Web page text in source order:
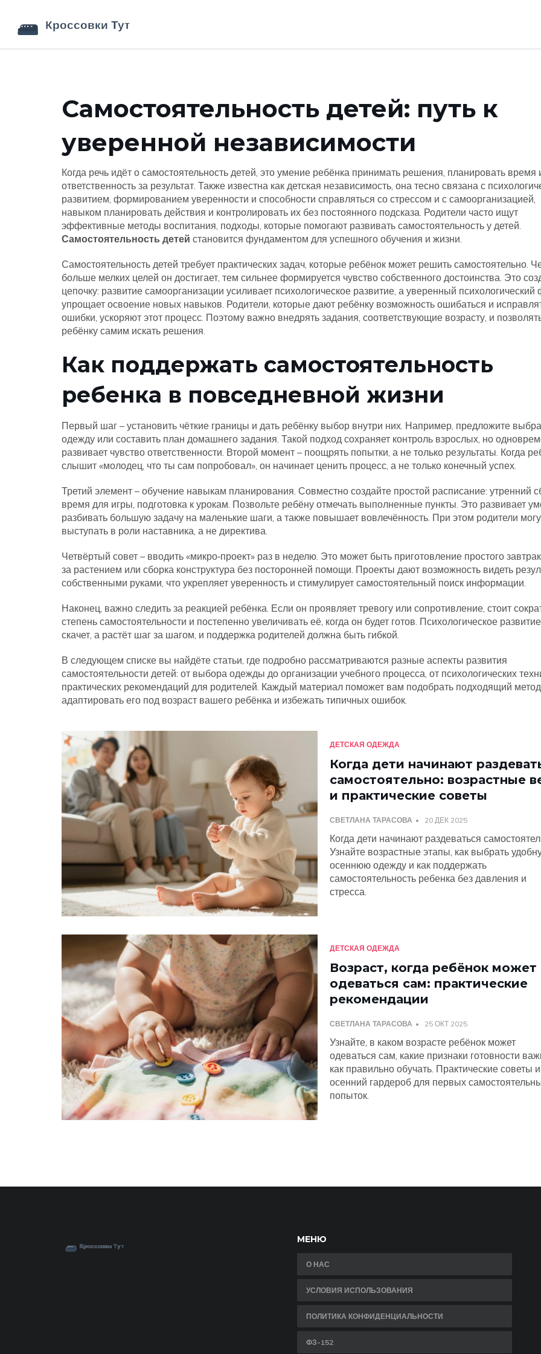
Самостоятельность детей: путь к
уверенной независимости
Когда речь идёт о самостоятельность детей, это умение ребёнка принимать решения, планировать время
ответственность за результат. Также известна как детская независимость, она тесно связана с
развитием, формированием уверенности и способности справляться со стрессом и с самоорганизацией,
навыком планировать действия и контролировать их без постоянного подсказа. Родители часто ищут
эффективные методы воспитания, подходы, которые помогают развивать самостоятельность у детей.
Самостоятельность детей становится фундаментом для успешного обучения и жизни.
Самостоятельность детей требует практических задач, которые ребёнок может решить самостоятельно.
больше мелких целей он достигает, тем сильнее формируется чувство собственного достоинства. Это
цепочку: развитие самоорганизации усиливает психологическое развитие, а уверенный психологический
упрощает освоение новых навыков. Родители, которые дают ребёнку возможность ошибаться и
ошибки, ускоряют этот процесс. Поэтому важно внедрять задания, соответствующие возрасту, и
ребёнку самим искать решения.
Как поддержать самостоятельность
ребенка в повседневной жизни
Первый шаг – установить чёткие границы и дать ребёнку выбор внутри них. Например, предложите
одежду или составить план домашнего задания. Такой подход сохраняет контроль взрослых, но
развивает чувство ответственности. Второй момент – поощрять попытки, а не только результаты. Когда
слышит «молодец, что ты сам попробовал», он начинает ценить процесс, а не только конечный успех.
Третий элемент – обучение навыкам планирования. Совместно создайте простой расписание: утренний
время для игры, подготовка к урокам. Позвольте ребёну отмечать выполненные пункты. Это развивает
разбивать большую задачу на маленькие шаги, а также повышает вовлечённость. При этом родители
выступать в роли наставника, а не директива.
Четвёртый совет – вводить «микро‑проект» раз в неделю. Это может быть приготовление простого
за растением или сборка конструктура без посторонней помощи. Проекты дают возможность видеть
собственными руками, что укрепляет уверенность и стимулирует самостоятельный поиск информации.
Наконец, важно следить за реакцией ребёнка. Если он проявляет тревогу или сопротивление, стоит
степень самостоятельности и постепенно увеличивать её, когда он будет готов. Психологическое
скачет, а растёт шаг за шагом, и поддержка родителей должна быть гибкой.
В следующем списке вы найдёте статьи, где подробно рассматриваются разные аспекты развития
самостоятельности детей: от выбора одежды до организации учебного процесса, от психологических
практических рекомендаций для родителей. Каждый материал поможет вам подобрать подходящий
адаптировать его под возраст вашего ребёнка и избежать типичных ошибок.
ДЕТСКАЯ ОДЕЖДА
Когда дети начинают
самостоятельно: возрастные
и практические советы
СВЕТЛАНА ТАРАСОВА 20 ДЕК 2025
Когда дети начинают раздеваться
Узнайте возрастные этапы, как выбрать
осеннюю одежду и как поддержать
самостоятельность ребенка без давления и
стресса.
ДЕТСКАЯ ОДЕЖДА
Возраст, когда ребёнок может
одеваться сам: практические
рекомендации
СВЕТЛАНА ТАРАСОВА 25 ОКТ 2025
Узнайте, в каком возрасте ребёнок может
одеваться сам, какие признаки готовности
как правильно обучать. Практические советы и
осенний гардероб для первых
попыток.
МЕНЮ
О НАС
УСЛОВИЯ ИСПОЛЬЗОВАНИЯ
ПОЛИТИКА КОНФИДЕНЦИАЛЬНОСТИ
ФЗ-152